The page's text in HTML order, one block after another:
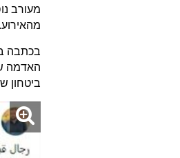
מעורב
מהאירוע.
בכתבה
האדמה
ביטחון